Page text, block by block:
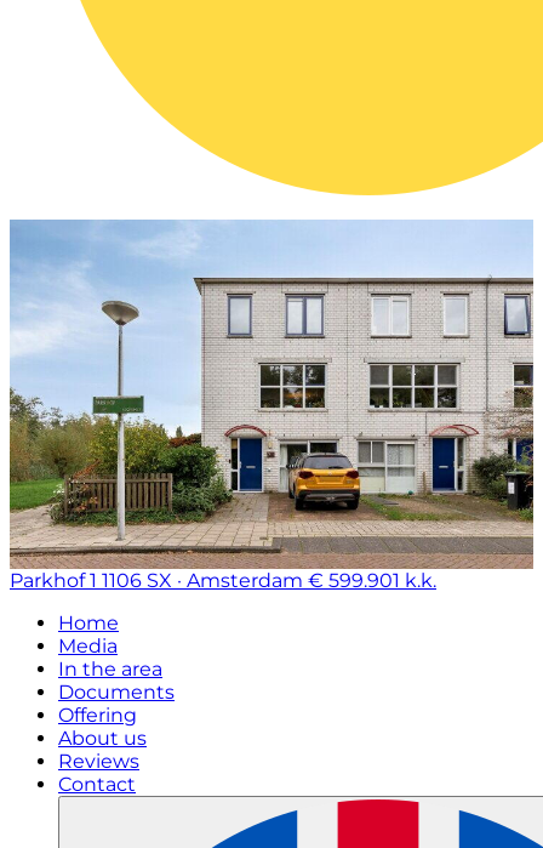
Parkhof 1 1106 SX · Amsterdam € 599.901 k.k.
Home
Media
In the area
Documents
Offering
About us
Reviews
Contact